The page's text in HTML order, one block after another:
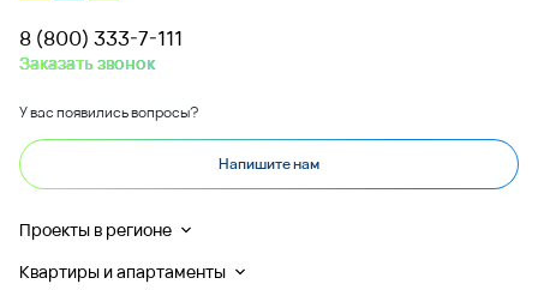
8 (800) 333-7-111
Заказать звонок
У вас появились вопросы?
Напишите нам
Проекты в регионе
Квартиры и апартаменты